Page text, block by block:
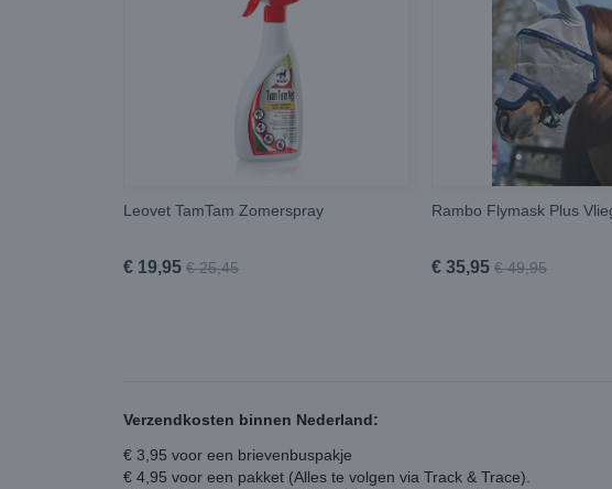
Leovet TamTam Zomerspray
€ 19,95 € 25,45
Rambo Flymask Plus
€ 35,95 € 49,95
Verzendkosten binnen Nederland:
€ 3,95 voor een brievenbuspakje
€ 4,95 voor een pakket (Alles te volgen via Track & Trace).